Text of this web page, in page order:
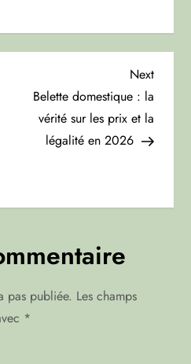
Next
Post
Next
Belette domestique : la
vérité sur les prix et la
légalité en 2026
pas publiée. Les champs
*